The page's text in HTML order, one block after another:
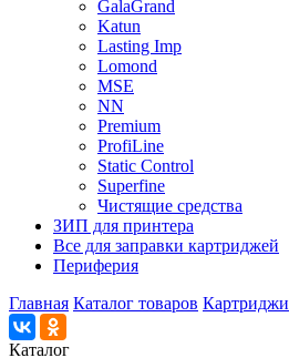
GalaGrand
Katun
Lasting Imp
Lomond
MSE
NN
Premium
ProfiLine
Static Control
Superfine
Чистящие средства
ЗИП для принтера
Все для заправки картриджей
Периферия
Главная Каталог товаров Картриджи
Каталог